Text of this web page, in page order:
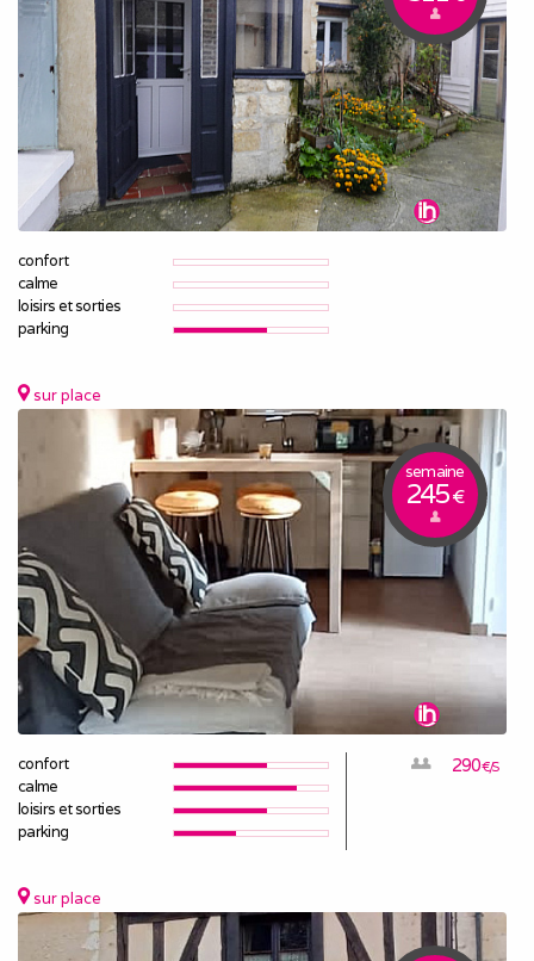
confort
calme
loisirs et sorties
parking
sur place
semaine
245€
confort
calme
loisirs et sorties
parking
290€/S
sur place